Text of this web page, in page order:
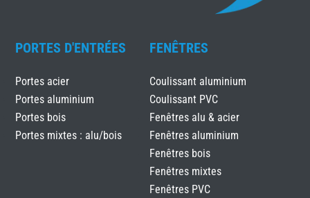
PORTES D'ENTRÉES
Portes acier
Portes aluminium
Portes bois
Portes mixtes : alu/bois
FENÊTRES
Coulissant aluminium
Coulissant PVC
Fenêtres alu & acier
Fenêtres aluminium
Fenêtres bois
Fenêtres mixtes
Fenêtres PVC